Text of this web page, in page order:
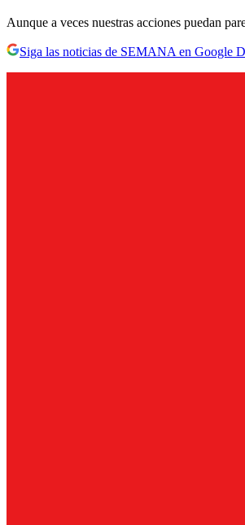
Aunque a veces nuestras acciones puedan
Siga las noticias de SEMANA en Google